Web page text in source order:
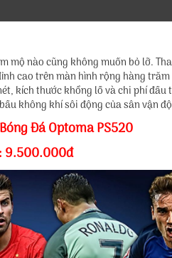
nào cũng không muốn bỏ lỡ.
cao trên màn hình rộng hàng
kích thước khổng lồ và chi phí
không khí sôi động của sân vận
Đá Optoma PS520
9.500.000đ